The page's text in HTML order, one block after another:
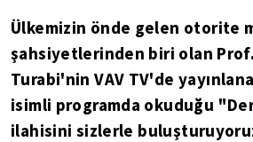
Ülkemizin önde gelen otorite
şahsiyetlerinden biri olan Prof.
Turabi'nin VAV TV'de
isimli programda okuduğu
ilahisini sizlerle